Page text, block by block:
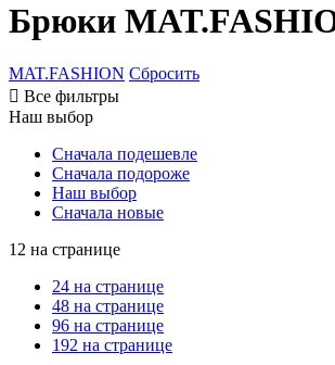
Брюки
MAT.FASHION Сбросить
 Все фильтры
Наш выбор
Сначала подешевле
Сначала подороже
Наш выбор
Сначала новые
12 на странице
24 на странице
48 на странице
96 на странице
192 на странице